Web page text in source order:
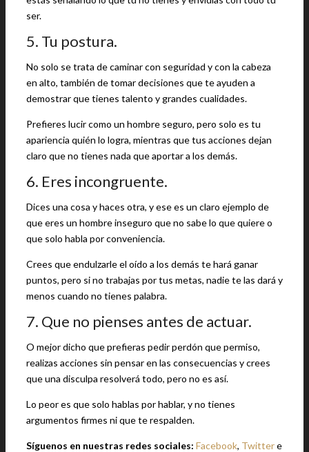
ser.
5. Tu postura.
No solo se trata de caminar con seguridad y con la cabeza
en alto, también de tomar decisiones que te ayuden a
demostrar que tienes talento y grandes cualidades.
Prefieres lucir como un hombre seguro, pero solo es tu
apariencia quién lo logra, mientras que tus acciones dejan
claro que no tienes nada que aportar a los demás.
6. Eres incongruente.
Dices una cosa y haces otra, y ese es un claro ejemplo de
que eres un hombre inseguro que no sabe lo que quiere o
que solo habla por conveniencia.
Crees que endulzarle el oído a los demás te hará ganar
puntos, pero si no trabajas por tus metas, nadie te las dará y
menos cuando no tienes palabra.
7. Que no pienses antes de actuar.
O mejor dicho que prefieras pedir perdón que permiso,
realizas acciones sin pensar en las consecuencias y crees
que una disculpa resolverá todo, pero no es así.
Lo peor es que solo hablas por hablar, y no tienes
argumentos firmes ni que te respalden.
Síguenos en nuestras redes sociales: Facebook, Twittere